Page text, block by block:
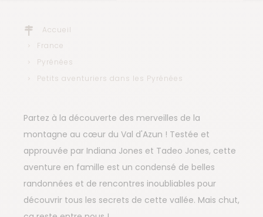
Accueil
France
Pyrénées
Petits aventuriers dans les Pyrénées
Partez à la découverte des merveilles de la
montagne au cœur du Val d'Azun ! Testée et
approuvée par Indiana Jones et Tadeo Jones, cette
aventure en famille est un condensé de belles
randonnées et de rencontres inoubliables pour
découvrir tous les secrets de cette vallée. Mais chut,